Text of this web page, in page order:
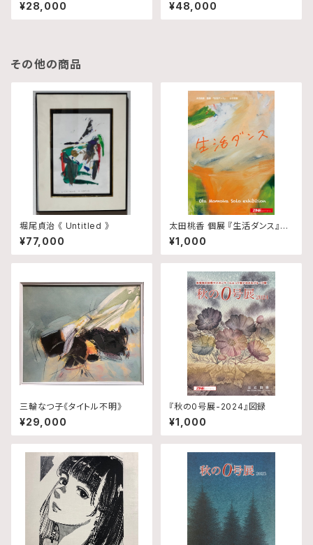
¥28,000 ¥48,000
その他の商品
堀尾貞治 《 Untitled 》
¥77,000
太田桃香 個展 『生活ダンス』図
録
¥1,000
三輪なつ子《タイトル不明》
¥29,000
『秋の0号展-2024』図録
¥1,000